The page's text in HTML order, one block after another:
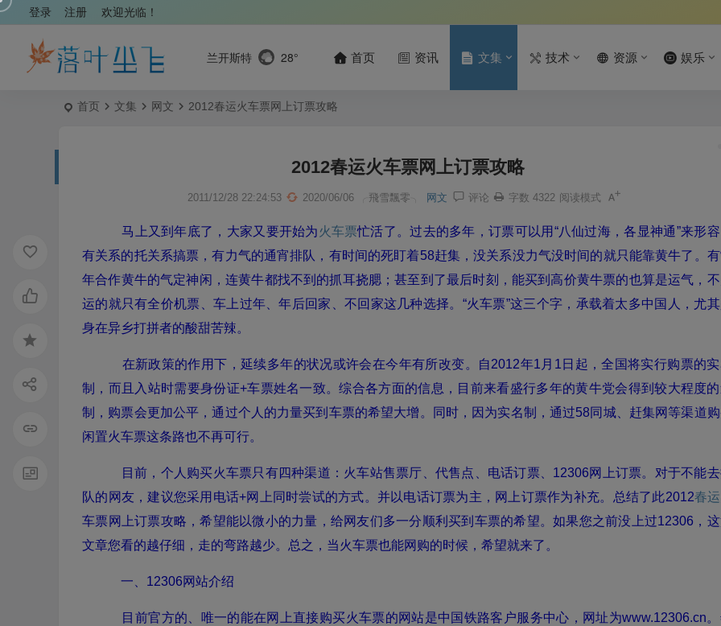
欢迎光临！
登录 注册
兰开斯特 28° 首页 资讯 文集 技术 资源 娱乐
首页 文集 网文 2012春运火车票网上订票攻略
2012春运火车票网上订票攻略
2011/12/28 22:24:53 2020/06/06 ╭飛雪飄零╮ 网文 评论 字数 4322 阅读模式
马上又到年底了，大家又要开始为 火车票忙活了。过去的多年，订票可以用“八仙过海，各显神通”来形容
有关系的托关系搞票，有力气的通宵排队，有时间的死盯着58赶集，没关系没力气没时间的就只能靠黄牛了。有
年合作黄牛的气定神闲，连黄牛都找不到的抓耳挠腮；甚至到了最后时刻，能买到高价黄牛票的也算是运气，
运的就只有全价机票、车上过年、年后回家、不回家这几种选择。“火车票”这三个字，承载着太多中国人，尤
身在异乡打拼者的酸甜苦辣。
在新政策的作用下，延续多年的状况或许会在今年有所改变。自2012年1月1日起，全国将实行购票的实
制，而且入站时需要身份证+车票姓名一致。综合各方面的信息，目前来看盛行多年的黄牛党会得到较大程度
制，购票会更加公平，通过个人的力量买到车票的希望大增。同时，因为实名制，通过58同城、赶集网等渠道
闲置火车票这条路也不再可行。
目前，个人购买火车票只有四种渠道：火车站售票厅、代售点、电话订票、 12306网上订票。对于不能
队的网友，建议您采用电话+网上同时尝试的方式。并以电话订票为主，网上订票作为补充。总结了此2012春运
车票网上订票攻略，希望能以微小的力量，给网友们多一分顺利买到车票的希望。如果您之前没上过12306，
文章您看的越仔细，走的弯路越少。总之，当火车票也能网购的时候，希望就来了。
一、12306网站介绍
目前官方的、唯一的能在网上直接购买火车票的网站是中国铁路客户服务中心，网址为www.12306.cn